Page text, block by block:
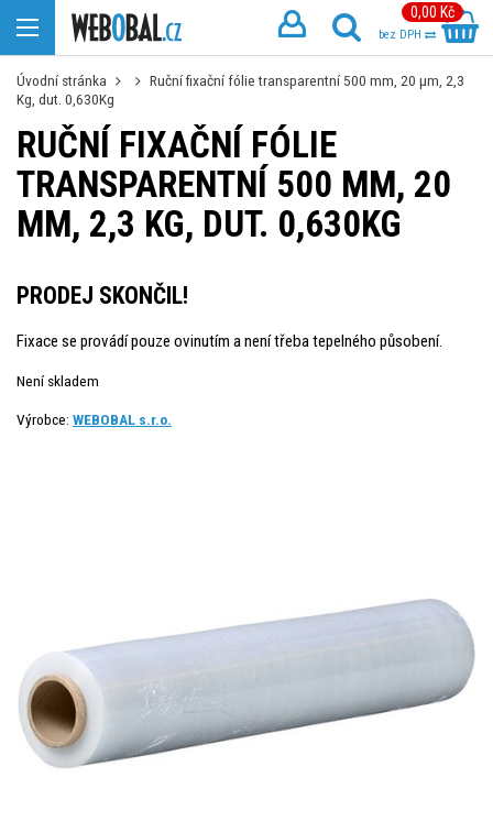
0,00 Kč
bez DPH
Úvodní stránka
Ruční fixační fólie transparentní 500 mm, 20 µm, 2,3
Kg, dut. 0,630Kg
RUČNÍ FIXAČNÍ FÓLIE
TRANSPARENTNÍ 500 MM, 20
ΜM, 2,3 KG, DUT. 0,630KG
PRODEJ SKONČIL!
Fixace se provádí pouze ovinutím a není třeba tepelného působení.
Není skladem
Výrobce: WEBOBAL s.r.o.